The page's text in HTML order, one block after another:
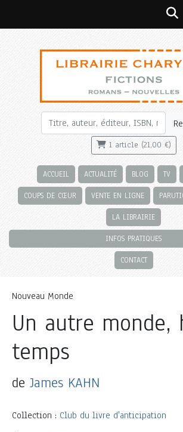
1 article (21,00 €)
ACCUEIL ACTUALITÉ BLOG TV
COUPS DE CŒUR VENTE EN LIGNE
LA LIBRAIRIE
INFOS PRATIQUES
CONTACT
Nouveau Monde
Un autre monde,
temps
de James KAHN
Collection : Club du livre d'anticipation